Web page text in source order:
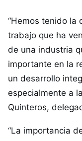
“Hemos tenido la
trabajo que ha
de una industria
importante en la
un desarrollo
especialmente a
Quinteros,
“La importancia